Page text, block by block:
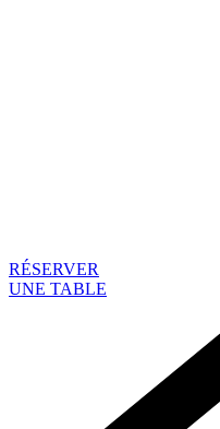
RÉSERVER
UNE TABLE